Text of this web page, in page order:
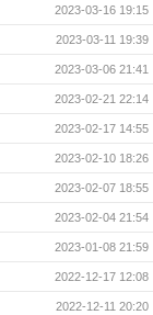
2023-03-16 19:15
2023-03-11 19:39
2023-03-06 21:41
2023-02-21 22:14
2023-02-17 14:55
2023-02-10 18:26
2023-02-07 18:55
2023-02-04 21:54
2023-01-08 21:59
2022-12-17 12:08
2022-12-11 20:20